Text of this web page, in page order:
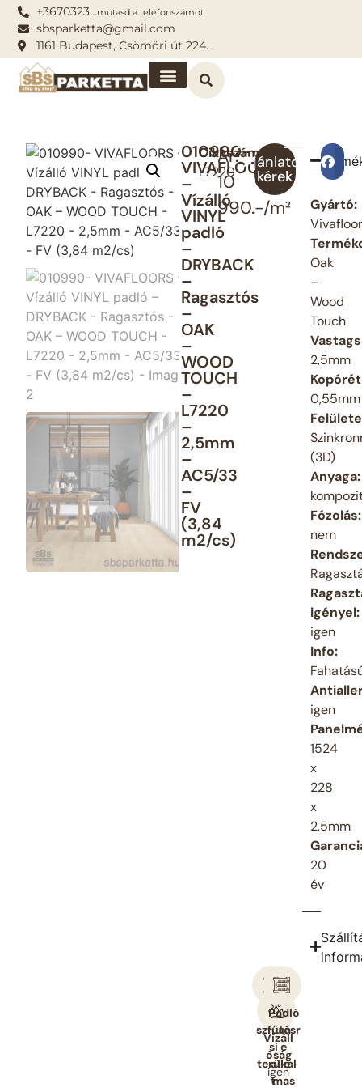
+3670323…mutasd a telefonszámot
sbsparketta@gmail.com
1161 Budapest, Csömöri út 224.
010990-
VIVAFLOORS
–
Vízálló
VINYL
padló
–
DRYBACK
–
Ragasztós
–
OAK
–
WOOD
TOUCH
–
L7220
–
2,5mm
–
AC5/33
–
FV
(3,84
m2/cs)
Cikkszám:
L7220
Ár:
10
990.-/m²
Ajánlatot
kérek
Felha
sználá
si
terüle
t
Vízáll
óság
igen
Padló
fűtésr
e
alkal
mas
Gyártó:
Oak
–
Wood
Touch
2,5mm
0,55mm
(3D)
Anyaga:
Fózolás:
nem
igényel:
igen
Info:
igen
1524
x
228
x
2,5mm
20
év